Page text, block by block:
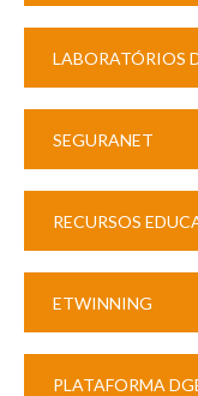
LABORATÓRIOS
SEGURANET
RECURSOS
ETWINNING
PLATAFORMA